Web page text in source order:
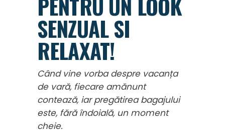
SENZUAL SI
RELAXAT!
Când vine vorba despre vacanța
de vară, fiecare amănunt
contează, iar pregătirea bagajului
este, fără îndoială, un moment
cheie.